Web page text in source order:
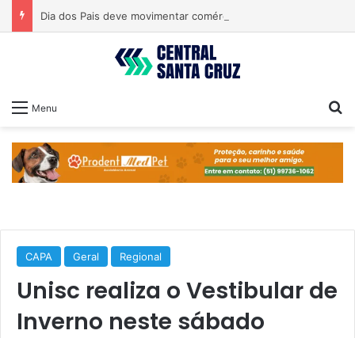
Menu
CAPA Geral Regional
Unisc realiza o Vestibular de
Inverno neste sábado